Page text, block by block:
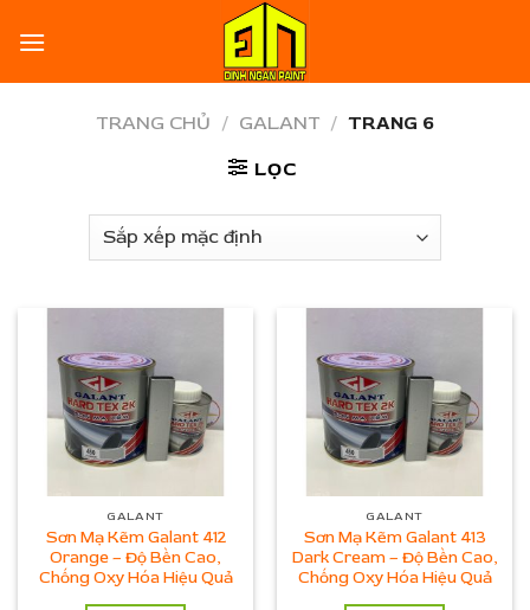
TRANG CHỦ / GALANT / TRANG 6
LỌC
GALANT
Sơn Mạ Kẽm Galant 412
Orange – Độ Bền Cao,
Chống Oxy Hóa Hiệu Quả
GALANT
Sơn Mạ Kẽm Galant 413
Dark Cream – Độ Bền Cao,
Chống Oxy Hóa Hiệu Quả